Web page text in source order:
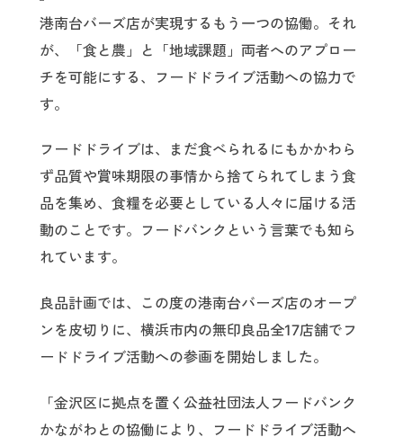
港南台バーズ店が実現するもう一つの協働。それ
が、「食と農」と「地域課題」両者へのアプロー
チを可能にする、フードドライブ活動への協力で
す。
フードドライブは、まだ食べられるにもかかわら
ず品質や賞味期限の事情から捨てられてしまう食
品を集め、食糧を必要としている人々に届ける活
動のことです。フードバンクという言葉でも知ら
れています。
良品計画では、この度の港南台バーズ店のオープ
ンを皮切りに、横浜市内の無印良品全17店舗でフ
ードドライブ活動への参画を開始しました。
「金沢区に拠点を置く公益社団法人フードバンク
かながわとの協働により、フードドライブ活動へ